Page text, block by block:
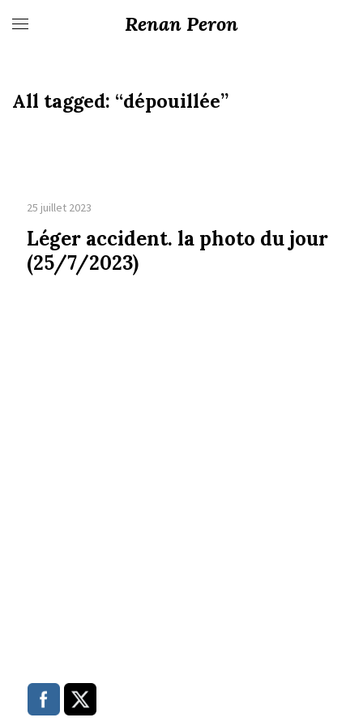
Renan Peron
All tagged: “dépouillée”
25 juillet 2023
Léger accident. la photo du jour
(25/7/2023)